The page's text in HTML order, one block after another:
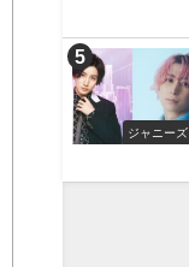
ジャニーズ